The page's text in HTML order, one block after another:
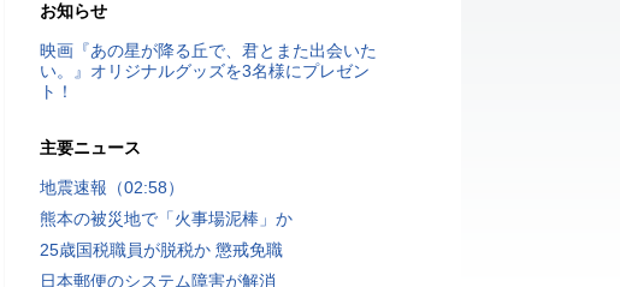
お知らせ
映画『あの星が降る丘で、君とまた出会いた
い。』オリジナルグッズを3名様にプレゼン
ト！
主要ニュース
地震速報（02:58）
熊本の被災地で「火事場泥棒」か
25歳国税職員が脱税か 懲戒免職
日本郵便のシステム障害が解消